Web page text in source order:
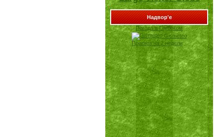
Надвор'е
Погода в Глубоком
Gismeteo
Прогноз на 2 недели